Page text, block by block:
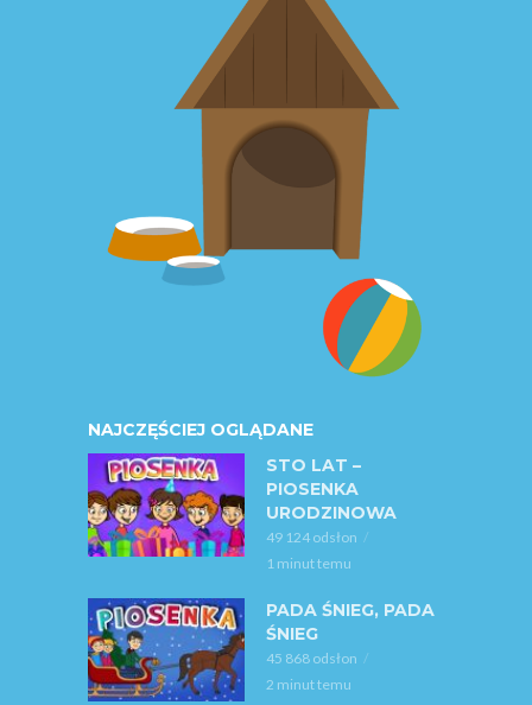
NAJCZĘŚCIEJ OGLĄDANE
STO LAT –
PIOSENKA
URODZINOWA
49 124 odsłon
1 minut temu
PADA ŚNIEG, PADA
ŚNIEG
45 868 odsłon
2 minut temu